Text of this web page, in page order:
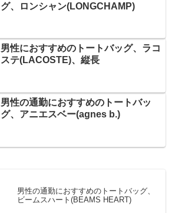
グ、ロンシャン(LONGCHAMP)
男性におすすめのトートバッグ、ラコ
ステ(LACOSTE)、縦長
男性の通勤におすすめのトートバッ
グ、アニエスベー(agnes b.)
男性の通勤におすすめのトートバッグ、
ビームスハート(BEAMS HEART)